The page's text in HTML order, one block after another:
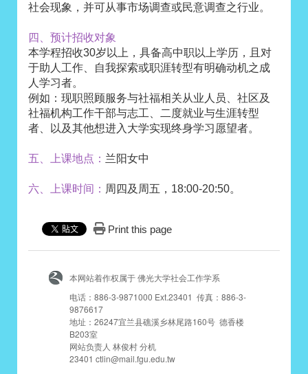
社会现象，并可从事市场调查或民意调查之行业。
四、预计招收对象
本学程招收30岁以上，具备高中职以上学历，且对
于助人工作、自我探索或职涯转型有明确动机之成
人学习者。
例如：现职照顾服务与社福相关从业人员、社区及
社福机构工作干部与志工、二度就业与生涯转型
者、以及其他想进入大学实现终身学习愿望者。
五 、上课地点 ： 兰阳女中
六、上课时间： 周四及周五，18:00-20:50。
Print this page
本网站着作权属于 佛光大学社会工作学系
电话：886-3-9871000 Ext.23401 传真：886-3-
9876617
地址：26247宜兰县礁溪乡林尾路160号 德香楼
B203室
网站负责人 林俊村 分机
23401 ctlin@mail.fgu.edu.tw